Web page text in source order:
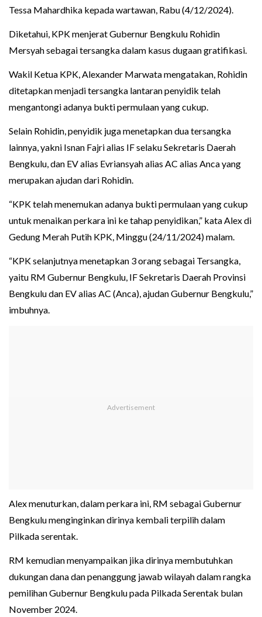
Tessa Mahardhika kepada wartawan, Rabu (4/12/2024).
Diketahui, KPK menjerat Gubernur Bengkulu Rohidin
Mersyah sebagai tersangka dalam kasus dugaan gratifikasi.
Wakil Ketua KPK, Alexander Marwata mengatakan, Rohidin
ditetapkan menjadi tersangka lantaran penyidik telah
mengantongi adanya bukti permulaan yang cukup.
Selain Rohidin, penyidik juga menetapkan dua tersangka
lainnya, yakni Isnan Fajri alias IF selaku Sekretaris Daerah
Bengkulu, dan EV alias Evriansyah alias AC alias Anca yang
merupakan ajudan dari Rohidin.
“KPK telah menemukan adanya bukti permulaan yang cukup
untuk menaikan perkara ini ke tahap penyidikan,” kata Alex di
Gedung Merah Putih KPK, Minggu (24/11/2024) malam.
“KPK selanjutnya menetapkan 3 orang sebagai Tersangka,
yaitu RM Gubernur Bengkulu, IF Sekretaris Daerah Provinsi
Bengkulu dan EV alias AC (Anca), ajudan Gubernur Bengkulu,”
imbuhnya.
Alex menuturkan, dalam perkara ini, RM sebagai Gubernur
Bengkulu menginginkan dirinya kembali terpilih dalam
Pilkada serentak.
RM kemudian menyampaikan jika dirinya membutuhkan
dukungan dana dan penanggung jawab wilayah dalam rangka
pemilihan Gubernur Bengkulu pada Pilkada Serentak bulan
November 2024.